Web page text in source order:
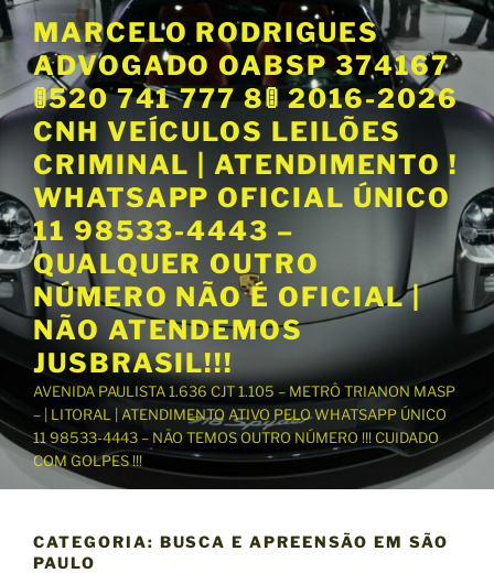
P
u
a
r
r
a
o
c
o
n
t
ú
d
MARCELO RODRIGUES
ADVOGADO OABSP 374167
🚦520 741 777 8🚦 2016-2026
CNH VEÍCULOS LEILÕES
CRIMINAL | ATENDIMENTO !
WHATSAPP OFICIAL ÚNICO
11 98533-4443 –
QUALQUER OUTRO
NÚMERO NÃO É OFICIAL |
NÃO ATENDEMOS
JUSBRASIL!!!
AVENIDA PAULISTA 1.636 CJT 1.105 – METRÔ TRIANON MASP
– | LITORAL | ATENDIMENTO ATIVO PELO WHATSAPP ÚNICO
11 98533-4443 – NÃO TEMOS OUTRO NÚMERO !!! CUIDADO
COM GOLPES !!!
CATEGORIA: BUSCA E APREENSÃO EM SÃO
PAULO